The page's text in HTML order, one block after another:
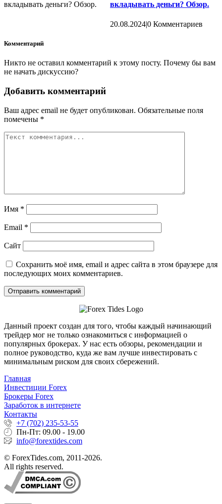
вкладывать деньги? Обзор.
20.08.2024|0 Комментариев
Комментарий
Никто не оставил комментарий к этому посту. Почему бы вам
не начать дискуссию?
Добавить комментарий
Ваш адрес email не будет опубликован. Обязательные поля
помечены *
Имя *
Email *
Сайт
Сохранить моё имя, email и адрес сайта в этом браузере для
последующих моих комментариев.
Данный проект создан для того, чтобы каждый начинающий
трейдер мог не только ознакомиться с информацией о
популярных брокерах. У нас есть обзоры, рекомендации и
полное руководство, куда же вам лучше инвестировать с
минимальным риском для своих сбережений.
Главная
Инвестиции Forex
Брокеры Forex
Заработок в интернете
Контакты
+7 (702) 235-53-55
Пн-Пт: 09.00 - 19.00
info@forextides.com
© ForexTides.com, 2011-2026.
All rights reserved.